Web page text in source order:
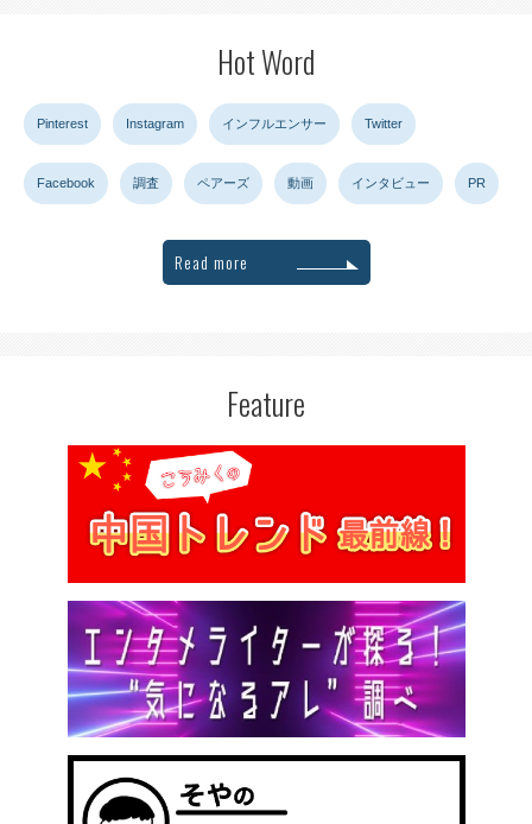
Hot Word
Pinterest Instagram インフルエンサー Twitter
Facebook 調査 ペアーズ 動画 インタビュー PR
Read more
Feature